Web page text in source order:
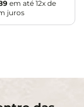
em até 12x de
juros